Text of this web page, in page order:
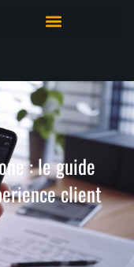
: le guide
client